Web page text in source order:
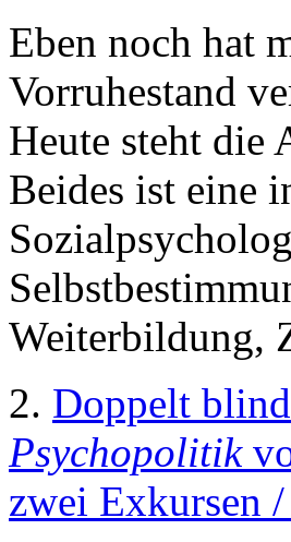
Eben noch hat
Vorruhestand
Heute steht die
Beides ist eine
Weiterbildung,
2. Doppelt blind
Psychopolitik
zwei Exkursen